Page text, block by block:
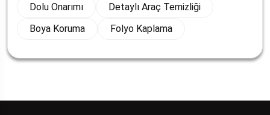
Dolu Onarımı
Detaylı Araç Temizliği
Boya Koruma
Folyo Kaplama